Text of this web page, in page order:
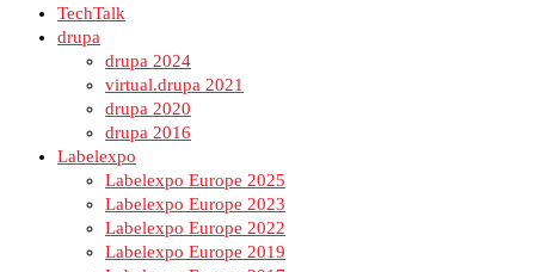
TechTalk
drupa
drupa 2024
virtual.drupa 2021
drupa 2020
drupa 2016
Labelexpo
Labelexpo Europe 2025
Labelexpo Europe 2023
Labelexpo Europe 2022
Labelexpo Europe 2019